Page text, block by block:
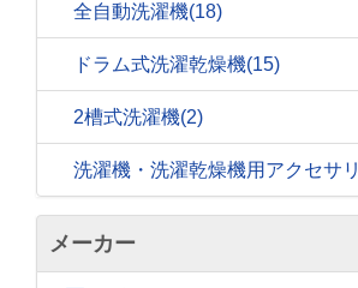
全自動洗濯機(18)
ドラム式洗濯乾燥機(15)
2槽式洗濯機(2)
洗濯機・洗濯乾燥機用アクセサリ
メーカー